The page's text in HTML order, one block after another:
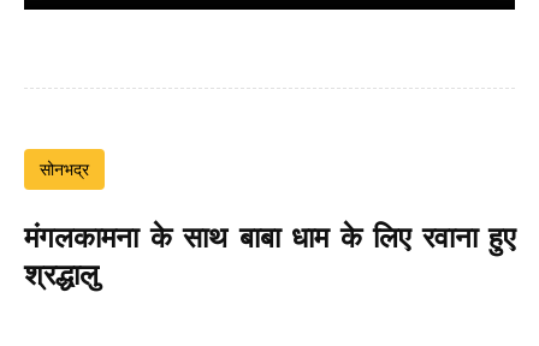
सोनभद्र
मंगलकामना के साथ बाबा धाम के लिए रवाना हुए
श्रद्धालु